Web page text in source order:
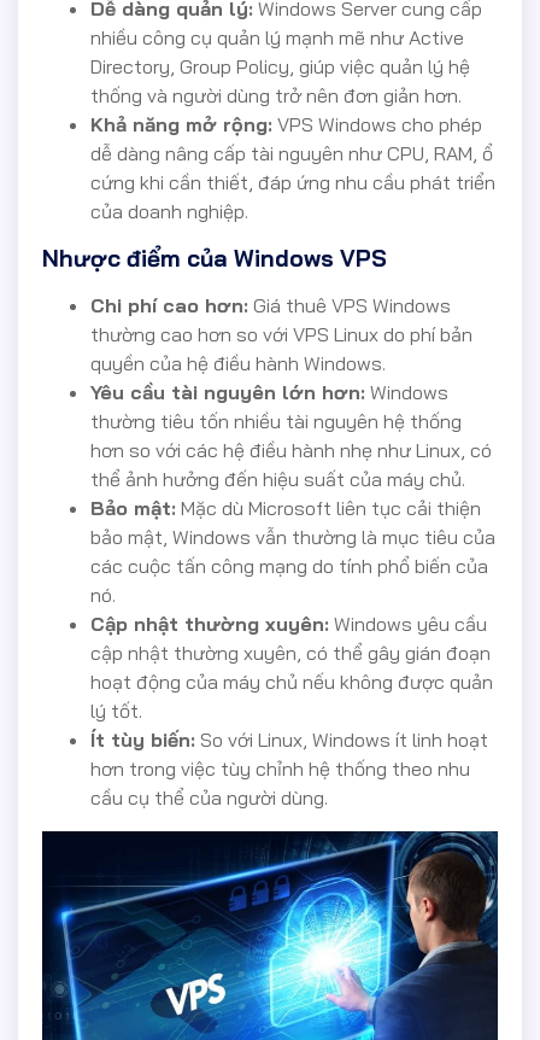
Dễ dàng quản lý: Windows Server cung cấp
nhiều công cụ quản lý mạnh mẽ như Active
Directory, Group Policy, giúp việc quản lý hệ
thống và người dùng trở nên đơn giản hơn.
Khả năng mở rộng: VPS Windows cho phép
dễ dàng nâng cấp tài nguyên như CPU, RAM, ổ
cứng khi cần thiết, đáp ứng nhu cầu phát triển
của doanh nghiệp.
Nhược điểm của Windows VPS
Chi phí cao hơn: Giá thuê VPS Windows
thường cao hơn so với VPS Linux do phí bản
quyền của hệ điều hành Windows.
Yêu cầu tài nguyên lớn hơn: Windows
thường tiêu tốn nhiều tài nguyên hệ thống
hơn so với các hệ điều hành nhẹ như Linux, có
thể ảnh hưởng đến hiệu suất của máy chủ.
Bảo mật: Mặc dù Microsoft liên tục cải thiện
bảo mật, Windows vẫn thường là mục tiêu của
các cuộc tấn công mạng do tính phổ biến của
nó.
Cập nhật thường xuyên: Windows yêu cầu
cập nhật thường xuyên, có thể gây gián đoạn
hoạt động của máy chủ nếu không được quản
lý tốt.
Ít tùy biến: So với Linux, Windows ít linh hoạt
hơn trong việc tùy chỉnh hệ thống theo nhu
cầu cụ thể của người dùng.